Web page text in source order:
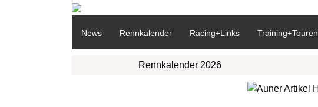
News Rennkalender Racing+Links Training+Touren
Rennkalender 2026